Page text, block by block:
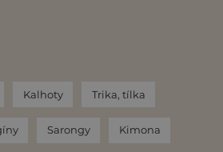
Kalhoty Trika, tílka
Sarongy Kimona